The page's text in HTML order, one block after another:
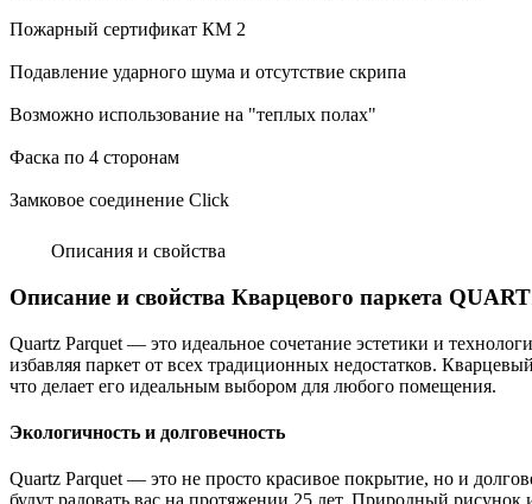
Пожарный сертификат КМ 2
Подавление ударного шума и отсутствие скрипа
Возможно использование на "теплых полах"
Фаска по 4 сторонам
Замковое соединение Click
Описания и свойства
Описание и свойства Кварцевого паркета
Quartz Parquet — это идеальное сочетание эстетики и
избавляя паркет от всех традиционных недостатков.
что делает его идеальным выбором для любого помещения.
Экологичность и долговечность
Quartz Parquet — это не просто красивое покрытие, но и